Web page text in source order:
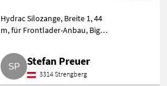
Hydrac Silozange, Breite 1, 44
m, für Frontlader-Anbau, Big
Weidetechnik Stalltechnik
Stefan Preuer
3314 Strengberg